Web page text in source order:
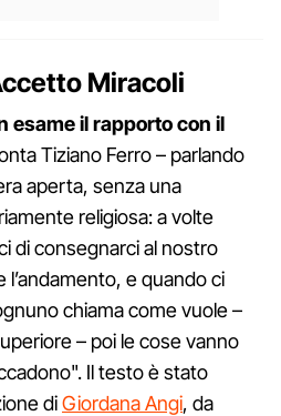
Miracoli
esame il rapporto con il
Tiziano Ferro – parlando
aperta, senza una
religiosa: a volte
di consegnarci al nostro
e quando ci
chiama come vuole –
– poi le cose vanno
Il testo è stato
diGiordana Angi, da